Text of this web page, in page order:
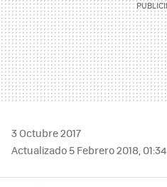
3 Octubre 2017
Actualizado 5 Febrero 2018, 01:34